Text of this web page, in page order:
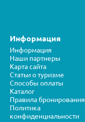
Информация
Информация
Наши партнеры
Карта сайта
Статьи о туризме
Способы оплаты
Каталог
Правила бронирования
Политика
конфиденциальности